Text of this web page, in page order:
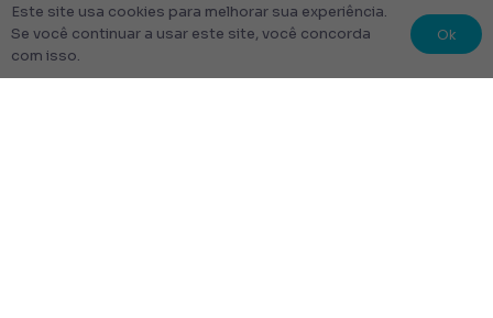
© 2022 Kit Escolar São Paulo.
Todos os direitos reservados
Tudo Feito com amor
Este site usa cookies para melhorar sua experiência.
Se você continuar a usar este site, você concorda
com isso.
Ok